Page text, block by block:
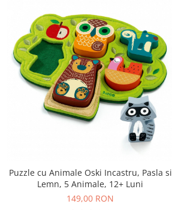
Puzzle cu Animale Oski Incastru, Pasla si
Lemn, 5 Animale, 12+ Luni
149,00 RON